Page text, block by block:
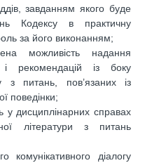
завданням якого буде
Кодексу в практичну
за його виконанням;
можливість надання
і рекомендацій із боку
з питань, пов’язаних із
поведінки;
у дисциплінарних справах
літератури з питань
комунікативного діалогу